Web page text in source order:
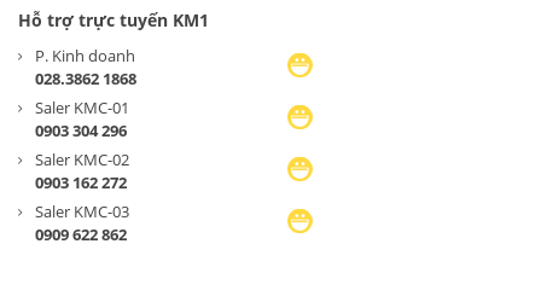
Hỗ trợ trực tuyến KM1
P. Kinh doanh
028.3862 1868
Saler KMC-01
0903 304 296
Saler KMC-02
0903 162 272
Saler KMC-03
0909 622 862